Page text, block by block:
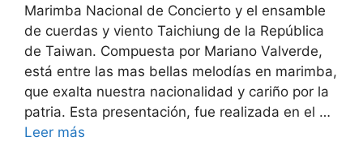
Marimba Nacional de Concierto y el ensamble
de cuerdas y viento Taichiung de la República
de Taiwan. Compuesta por Mariano Valverde,
está entre las mas bellas melodías en marimba,
que exalta nuestra nacionalidad y cariño por la
patria. Esta presentación, fue realizada en el …
Leer más